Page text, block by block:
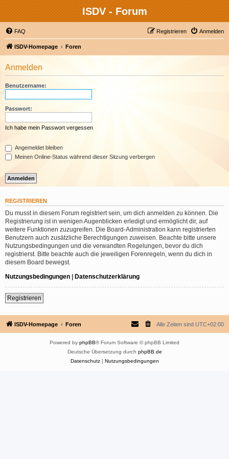
ISDV - Forum
FAQ Anmelden
Registrieren
ISDV-Homepage Foren
Anmelden
Benutzername:
Passwort:
Ich habe mein Passwort vergessen
Angemeldet bleiben
Meinen Online-Status während dieser Sitzung verbergen
REGISTRIEREN
Du musst in diesem Forum registriert sein, um dich anmelden zu können. Die
Registrierung ist in wenigen Augenblicken erledigt und ermöglicht dir, auf
weitere Funktionen zuzugreifen. Die Board-Administration kann registrierten
Benutzern auch zusätzliche Berechtigungen zuweisen. Beachte bitte unsere
Nutzungsbedingungen und die verwandten Regelungen, bevor du dich
registrierst. Bitte beachte auch die jeweiligen Forenregeln, wenn du dich in
diesem Board bewegst.
Nutzungsbedingungen | Datenschutzerklärung
Registrieren
ISDV-Homepage Foren Alle Zeiten sind UTC+02:00
Powered by phpBB® Forum Software © phpBB Limited
Deutsche Übersetzung durch phpBB.de
Datenschutz| Nutzungsbedingungen